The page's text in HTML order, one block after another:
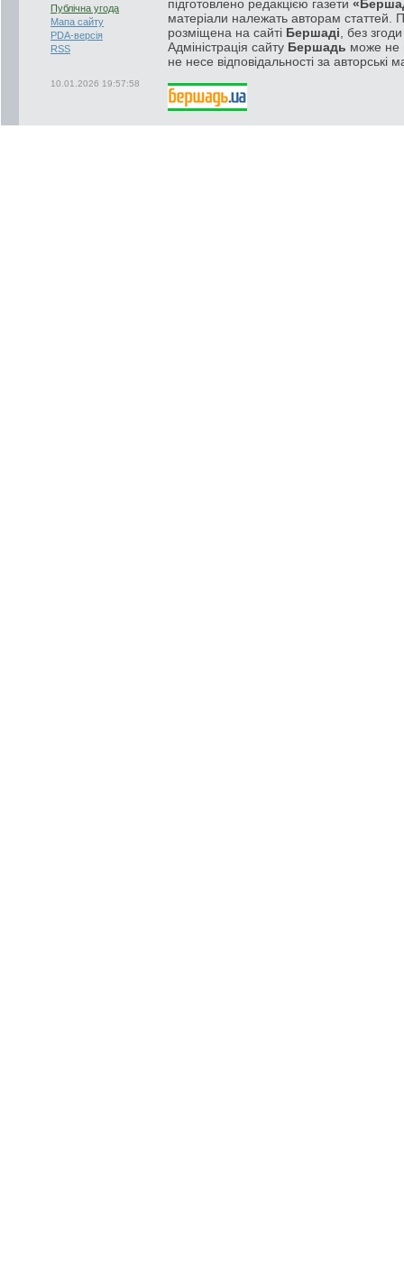
Публічна угода
Мапа сайту
PDA-версія
RSS
10.01.2026 19:57:58
підготовлено редакцією газети
матеріали належать авторам статтей.
розміщена на сайті Бершаді , без
Адміністрація сайту Бершадь може не
не несе відповідальності за авторські